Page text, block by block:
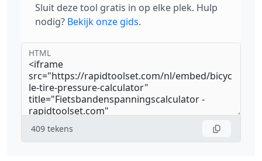
Sluit deze tool gratis in op elke plek. Hulp
nodig? Bekijk onze gids.
HTML
409 tekens